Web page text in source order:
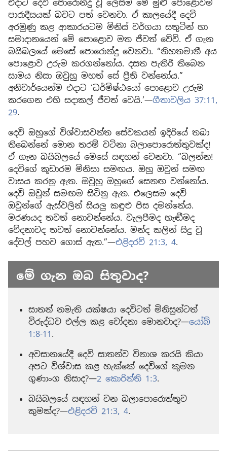
එදාට දෙවි පොරොන්දු වූ ලෙසම මේ මුළු පොළොවම
පාරාදීසයක් බවට පත් වෙනවා. ඒ කාලයේදී දෙවි
අරමුණු කළ ආකාරයටම මිනිස් වර්ගයා සතුටින් හා
සමාදානයෙන් මේ පොළොව මත ජීවත් වේවි. ඒ ගැන
බයිබලයේ මෙසේ පොරොන්දු වෙනවා. “නිහතමානී අය
පොළොව උරුම කරගන්නෝය. දසත පැතිරී තිබෙන
සාමය නිසා ඔවුහු මහත් සේ ප්‍රීති වන්නෝය.”
අනිවාර්යෙන්ම එදාට ‘ධර්මිෂ්ඨයෝ පොළොව උරුම
කරගෙන එහි සදාකල් ජීවත් වෙයි.’—ගීතාවලිය 37:11,
29.
දෙවි ඔහුගේ විශ්වාසවන්ත සේවකයන් ඉදිරියේ තබා
තිබෙන්නේ මොන තරම් වටිනා බලාපොරොත්තුවක්ද!
ඒ ගැන බයිබලයේ මෙසේ සඳහන් වෙනවා. “බලන්න!
දෙවිගේ කූඩාරම මිනිසා සමඟය. ඔහු ඔවුන් සමඟ
වාසය කරනු ඇත. ඔවුහු ඔහුගේ සෙනඟ වන්නෝය.
දෙවි ඔවුන් සමඟම සිටිනු ඇත. එලෙසම දෙවි
ඔවුන්ගේ ඇස්වලින් සියලු කඳුළු පිස දමන්නේය.
මරණයද තවත් නොවන්නේය. වැලපීමද හැඬීමද
වේදනාවද තවත් නොවන්නේය. මන්ද කලින් සිදු වූ
දේවල් පහව ගොස් ඇත.”—එළිදරව් 21:3, 4.
මේ ගැන ඔබ සිතුවාද?
සාතන් නමැති යක්ෂයා දෙවිටත් මිනිසුන්ටත්
විරුද්ධව එල්ල කළ චෝදනා මොනවාද?—යෝබ්
1:8-11.
අවසානයේදී දෙවි සාතන්ව විනාශ කරයි කියා
අපට විශ්වාස කළ හැක්කේ දෙවිගේ කුමන
ගුණාංග නිසාද?—2 කොරින්ති 1:3.
බයිබලයේ සඳහන් වන බලාපොරොත්තුව
කුමක්ද?—එළිදරව් 21:3, 4.